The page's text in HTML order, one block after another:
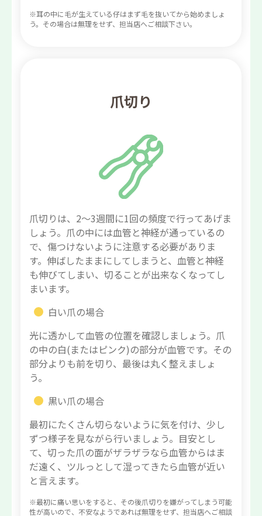
※耳の中に毛が生えている仔はまず毛を抜いてから始めましょ
う。その場合は無理をせず、担当店へご相談下さい。
爪切り
爪切りは、2～3週間に1回の頻度で行ってあげま
しょう。爪の中には血管と神経が通っているの
で、傷つけないように注意する必要がありま
す。伸ばしたままにしてしまうと、血管と神経
も伸びてしまい、切ることが出来なくなってし
まいます。
白い爪の場合
光に透かして血管の位置を確認しましょう。爪
の中の白(またはピンク)の部分が血管です。その
部分よりも前を切り、最後は丸く整えましょ
う。
黒い爪の場合
最初にたくさん切らないように気を付け、少し
ずつ様子を見ながら行いましょう。目安とし
て、切った爪の面がザラザラなら血管からはま
だ遠く、ツルっとして湿ってきたら血管が近い
と言えます。
※最初に痛い思いをすると、その後爪切りを嫌がってしまう可能
性が高いので、不安なようであれば無理をせず、担当店へご相談